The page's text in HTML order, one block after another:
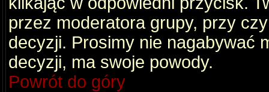
przez moderatora grupy, przy
decyzji. Prosimy nie nagabywać
decyzji, ma swoje powody.
Powrót do góry